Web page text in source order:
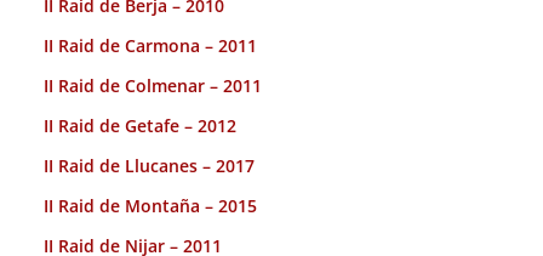
II Raid de Berja – 2010
II Raid de Carmona – 2011
II Raid de Colmenar – 2011
II Raid de Getafe – 2012
II Raid de Llucanes – 2017
II Raid de Montaña – 2015
II Raid de Nijar – 2011